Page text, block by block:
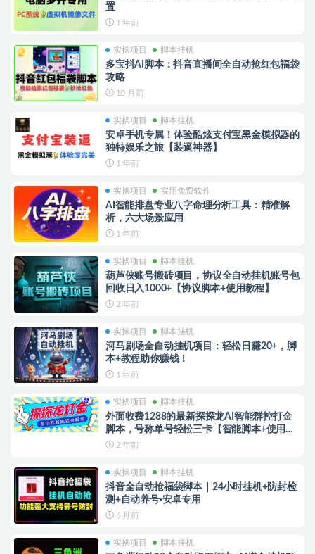
置
1 年前
实操项目 脚本挂机
多宝抖AI脚本：抖音直播间全自动抢红包福袋
攻略
10 月前
实操项目 脚本挂机
安卓手机专属！体验酷炫支付宝黑金模拟器的
独特娱乐之旅【装逼神器】
1 年前
实操项目 实用免费软件
AI智能排盘专业八字命理分析工具：精准解
析，六大场景应用
1 年前
实操项目 脚本挂机
葫芦侠账号搬砖项目，协议全自动挂机账号包
回收日入1000+【协议脚本+使用教程】
2 年前
实操项目 脚本挂机
河马剧场全自动挂机项目：轻松日赚20+，脚
本+教程助你赚钱！
1 年前
实操项目 脚本挂机
外面收费1288的最新探探龙AI智能群控打金
脚本，号称单号轻松三卡【智能脚本+使用教
程】2 年前
实操项目 脚本挂机
抖音全自动抢福袋脚本｜24小时挂机+防封检
测+自动养号·安卓专用
6 月前
实操项目 脚本挂机